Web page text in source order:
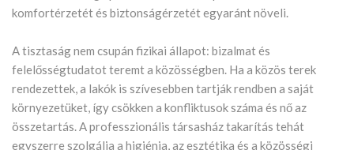
komfortérzetét és biztonságérzetét egyaránt növeli.
A tisztaság nem csupán fizikai állapot: bizalmat és
felelősségtudatot teremt a közösségben. Ha a közös terek
rendezettek, a lakók is szívesebben tartják rendben a saját
környezetüket, így csökken a konfliktusok száma és nő az
összetartás. A professzionális társasház takarítás tehát
egyszerre szolgálja a higiénia, az esztétika és a közösségi